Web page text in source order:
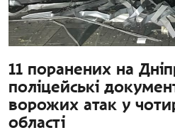
11 поранених на
поліцейські
ворожих атак у
області